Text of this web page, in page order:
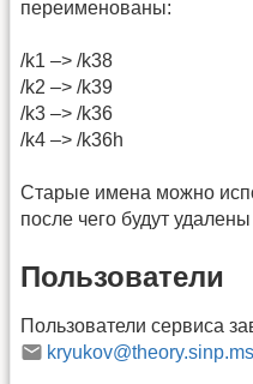
переименованы:
/k1 –> /k38
/k2 –> /k39
/k3 –> /k36
/k4 –> /k36h
Старые имена можно
после чего будут
Пользователи
Пользователи сервиса